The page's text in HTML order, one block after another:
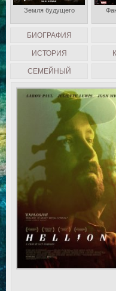
БИОГРАФИЯ
ИСТОРИЯ
СЕМЕЙНЫЙ
Земля будущего